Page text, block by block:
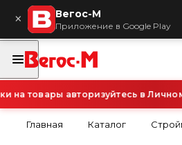
× Вегос-М
Приложение в Google Play
товары авторизуйтесь в Личном
Главная Каталог